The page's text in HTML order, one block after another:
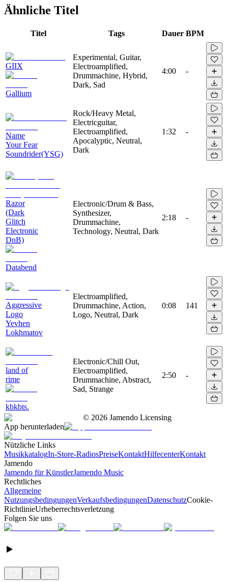
Ähnliche Titel
Titel Tags Dauer BPM
GIIX
Gallium
Experimental, Guitar,
Electroamplified,
Drummachine, Hybrid,
Dark, Sad
4:00 -
Name
Your Fear
Soundrider(YSG)
Rock/Heavy Metal,
Electricguitar,
Electroamplified,
Apocalyptic, Neutral,
Dark
1:32 -
Razor
(Dark
Glitch
Electronic
DnB)
Databend
Electronic/Drum & Bass,
Synthesizer,
Drummachine,
Technology, Neutral, Dark
2:18 -
Aggressive
Logo
Yevhen
Lokhmatov
Electroamplified,
Drummachine, Action,
Logo, Neutral, Dark
0:08 141
land of
rime
kbkbts.
Electronic/Chill Out,
Electroamplified,
Drummachine, Abstract,
Sad, Strange
2:50 -
© 2026 Jamendo Licensing
App herunterladen
Nützliche Links
MusikkatalogIn-Store-RadiosPreiseKontaktHilfecenterKontakt
Jamendo
Jamendo für KünstlerJamendo Music
Rechtliches
Allgemeine
NutzungsbedingungenVerkaufsbedingungenDatenschutzCookie-
RichtlinieUrheberrechtsverletzung
Folgen Sie uns